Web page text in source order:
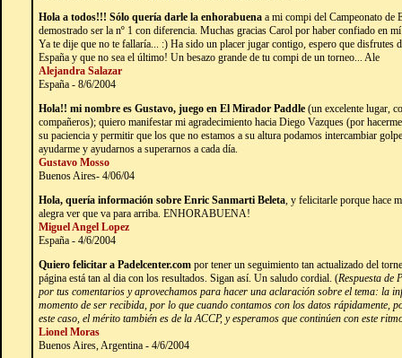
Hola a todos!!! Sólo quería darle la enhorabuena a mi compi del Campeonato de
demostrado ser la nº 1 con diferencia. Muchas gracias Carol por haber confiado en
Ya te dije que no te fallaría... :) Ha sido un placer jugar contigo, espero que disfrutes
España y que no sea el último! Un besazo grande de tu compi de un torneo... Ale
Alejandra Salazar
España - 8/6/2004
Hola!! mi nombre es Gustavo, juego en El Mirador Paddle (un excelente lugar,
compañeros); quiero manifestar mi agradecimiento hacia Diego Vazques (por
su paciencia y permitir que los que no estamos a su altura podamos intercambiar
ayudarme y ayudarnos a superarnos a cada día.
Gustavo Mosso
Buenos Aires- 4/06/04
Hola, quería información sobre Enric Sanmarti Beleta, y felicitarle porque hace
alegra ver que va para arriba. ENHORABUENA!
Miguel Angel Lopez
España - 4/6/2004
Quiero felicitar a Padelcenter.com por tener un seguimiento tan actualizado del
página está tan al dia con los resultados. Sigan así. Un saludo cordial. (Respuesta de
por tus comentarios y aprovechamos para hacer una aclaración sobre el tema: la
momento de ser recibida, por lo que cuando contamos con los datos rápidamente,
este caso, el mérito también es de la ACCP, y esperamos que continúen con este
Lionel Moras
Buenos Aires, Argentina - 4/6/2004